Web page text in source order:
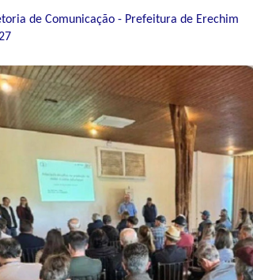
de Comunicação - Prefeitura de Erechim